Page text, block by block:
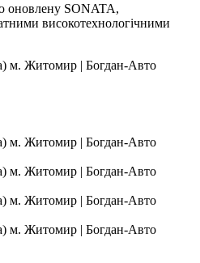
оновлену SONATA,
високотехнологічними